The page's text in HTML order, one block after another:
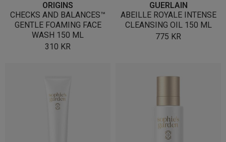
ORIGINS
CHECKS AND BALANCES™
GENTLE FOAMING FACE
WASH 150 ML
310 KR
GUERLAIN
ABEILLE ROYALE INTENSE
CLEANSING OIL 150 ML
775 KR